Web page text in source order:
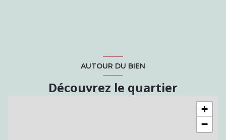
AUTOUR DU BIEN
Découvrez le quartier
+
−